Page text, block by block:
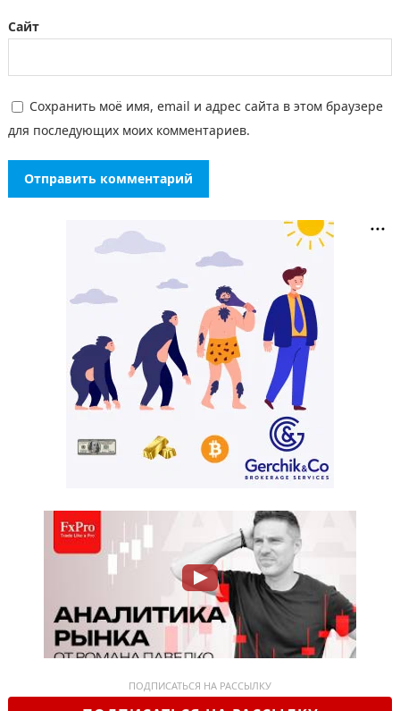
Сайт
Сохранить моё имя, email и адрес сайта в этом браузере
для последующих моих комментариев.
ПОДПИСАТЬСЯ НА РАССЫЛКУ